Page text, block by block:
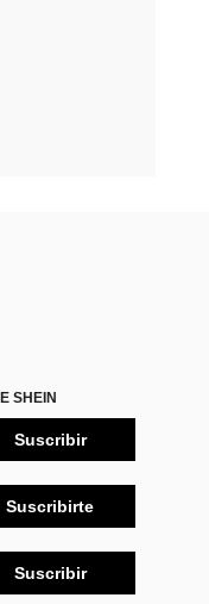
SHEIN
Suscribir
Suscribirte
Suscribir